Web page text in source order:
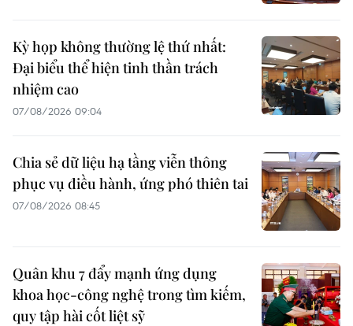
Kỳ họp không thường lệ thứ nhất:
Đại biểu thể hiện tinh thần trách
nhiệm cao
07/08/2026 09:04
Chia sẻ dữ liệu hạ tầng viễn thông
phục vụ điều hành, ứng phó thiên tai
07/08/2026 08:45
Quân khu 7 đẩy mạnh ứng dụng
khoa học-công nghệ trong tìm kiếm,
quy tập hài cốt liệt sỹ